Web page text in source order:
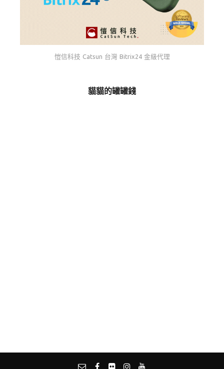
愷信科技 Catsun 台灣 Bitrix24 金級代理
貓貓的罐罐錢